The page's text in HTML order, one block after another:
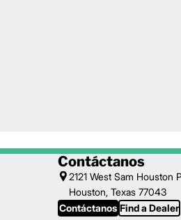
Contáctanos
2121 West Sam Houston
Houston, Texas 77043
Contáctanos Find a Dealer